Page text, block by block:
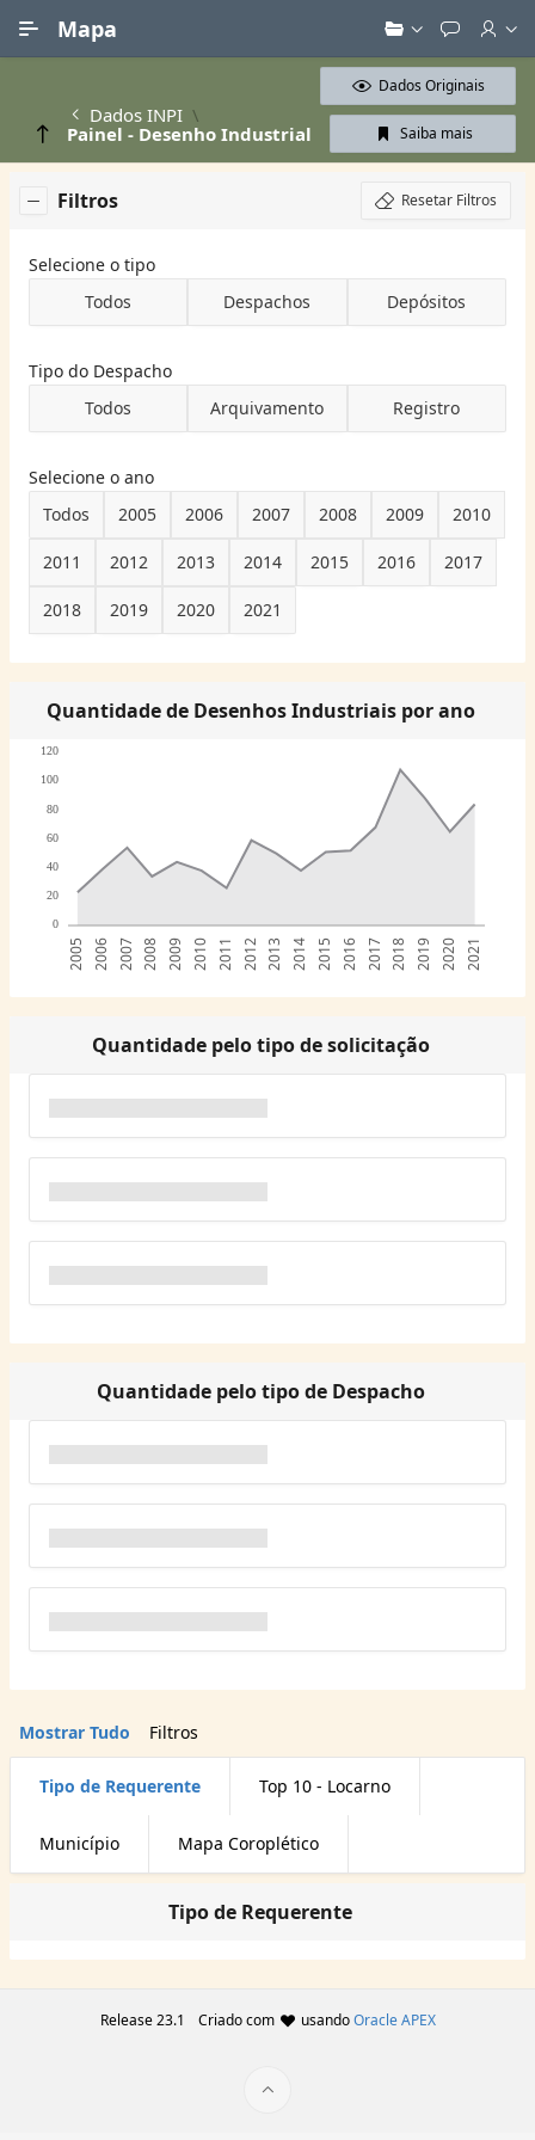
Mapa
Dados INPI
Painel - Desenho Industrial
Dados Originais
Saiba mais
Filtros Resetar Filtros
Selecione o tipo
Todos
Despachos Depósitos
Tipo do Despacho
Todos
Arquivamento Registro
Selecione o ano
Todos
2005 2006 2007 2008 2009 2010
2011 2012 2013 2014 2015 2016 2017
2018 2019 2020 2021
Quantidade de Desenhos Industriais por ano
0
20
40
60
80
100
120
2005 2006 2007 2008 2009 2010 2011 2012 2013 2014 2015 2016 2017 2018 2019 2020 2021
Quantidade pelo tipo de solicitação
Quantidade pelo tipo de Despacho
Mostrar Tudo Filtros
Tipo de Requerente Top 10 - Locarno
Município Mapa Coroplético
Tipo de Requerente
Release 23.1 Criado com usandoOracle APEX